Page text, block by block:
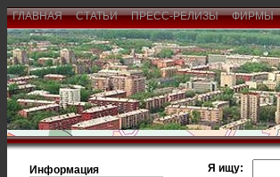
ГЛАВНАЯ СТАТЬИ ПРЕСС-РЕЛИЗЫ ФИРМЫ
Информация
Я ищу: